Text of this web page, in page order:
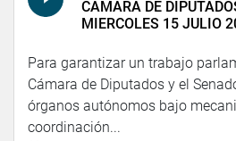
CAMARA DE
MIERCOLES 15 JULIO
Para garantizar un trabajo
Cámara de Diputados y el
órganos autónomos bajo
coordinación...